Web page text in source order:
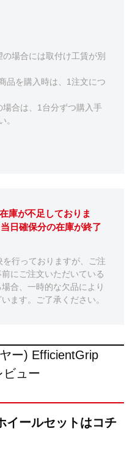
場合には取付け工賃が別
品を購入時は、1注文につ
合は、1台分ずつ購入手
。
庫が不足しておりま
日確保分の在庫が終了
行っておりますが、ご注
にご注文いただいている
合、一時的な欠品により
ます。ご了承ください。
ー) EfficientGrip
ビュー
イールセットはコチ